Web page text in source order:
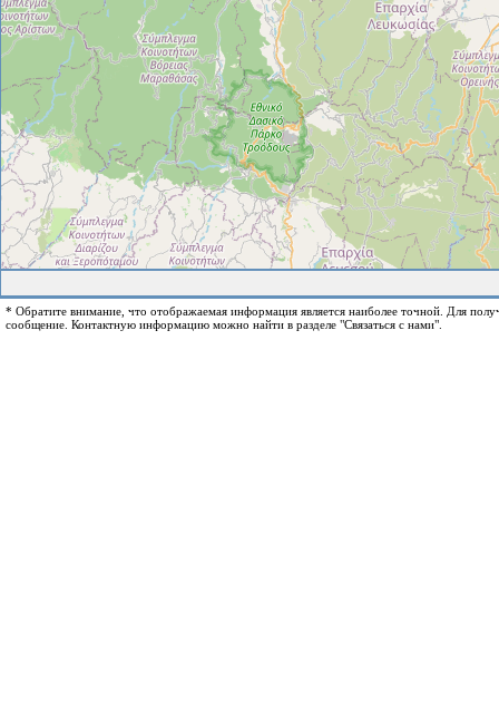
* Обратите внимание, что отображаемая информация является наиболее точной. Для
сообщение. Контактную информацию можно найти в разделе "Связаться с нами".